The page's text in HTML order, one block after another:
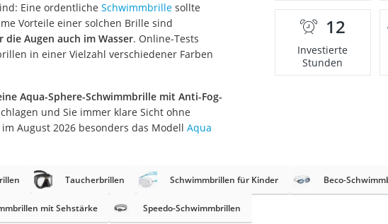
Koffer
Herren
mit Rollen
Eine ordentliche Schwimmbrillesollte
Vorteile einer solchen Brille sind
die Augen auch im Wasser. Online-Tests
in einer Vielzahl verschiedener Farben
Aqua-Sphere-Schwimmbrille mit Anti-Fog-
und Sie immer klare Sicht ohne
August 2026 besonders das Modell Aqua
12
Investierte
Stunden
Taucherbrillen Schwimmbrillen für Kinder Beco-
mit Sehstärke Speedo-Schwimmbrillen